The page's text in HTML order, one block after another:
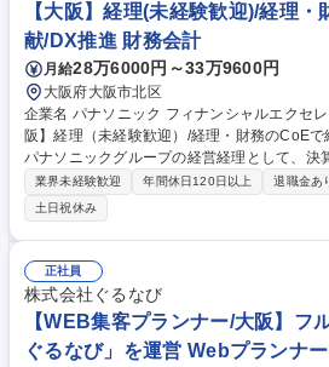
【大阪】経理(未経験歓迎)/経理
献/DX推進 財務会計
月給28万6000円～33万9600円
大阪府大阪市北区
企業名 パナソニック フィナンシャルエクセレンス株式
阪】経理（未経験歓迎）/経理・財務のCoEで経営貢
パナソニックグループの経営経理として、決
から、ＤＸ・ＡＩを活用した業務プロセス改
く担当。 ・経理・会計業務（決算、工場会計、予実・資金管理等） ・業
務プロセス改善（ＤＸ・ＡＩ活用の業務効率
定の基礎業務等） ・内部統制、経営分析、
がら、業務改善や周囲との連携においてリー
にはチームを牽引する役割を担っていただきます。 募集職種 【
理（未経験歓迎）/経理・財務のCoEで経営貢
業界未経験歓迎 年間休日120日以上 退職金あ
土日祝休み
正社員
株式会社ぐるなび
【WEB集客プランナー/大阪】フ
ぐるなび」を運営 Webプランナー